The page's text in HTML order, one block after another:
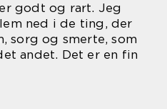
godt og rart. Jeg
ned i de ting, der
sorg og smerte, som
andet. Det er en fin